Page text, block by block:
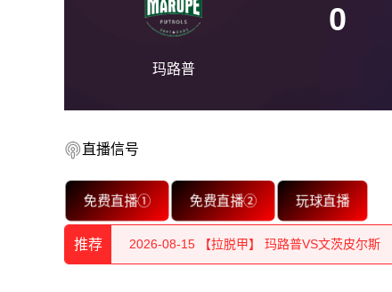
玛路普
0
直播信号
免费直播① 免费直播② 玩球直播
推荐
2026-08-15 【拉脱甲】 玛路普VS文茨皮尔斯
2026-08-15 【拉脱甲】 玛路普VS文茨皮尔斯